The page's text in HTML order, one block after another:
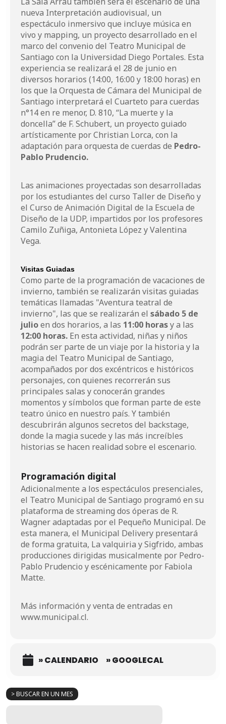
> BUSCAR EN UN MES
nueva Interpretación audiovisual, un
espectáculo inmersivo que incluye música en
vivo y mapping, un proyecto desarrollado en el
marco del convenio del Teatro Municipal de
Santiago con la Universidad Diego Portales. Esta
experiencia se realizará el 28 de junio en
diversos horarios (14:00, 16:00 y 18:00 horas) en
los que la Orquesta de Cámara del Municipal de
Santiago interpretará el Cuarteto para cuerdas
n°14 en re menor, D. 810, “La muerte y la
doncella” de F. Schubert, un proyecto guiado
artísticamente por Christian Lorca, con la
adaptación para orquesta de cuerdas de Pedro-
Pablo Prudencio.
Las animaciones proyectadas son desarrolladas
por los estudiantes del curso Taller de Diseño y
el Curso de Animación Digital de la Escuela de
Diseño de la UDP, impartidos por los profesores
Camilo Zuñiga, Antonieta López y Valentina
Vega.
Visitas Guiadas
Como parte de la programación de vacaciones de
invierno, también se realizarán visitas guiadas
temáticas llamadas "Aventura teatral de
invierno", las que se realizarán el sábado 5 de
julioen dos horarios, a las 11:00 horasy a las
12:00 horas. En esta actividad, niñas y niños
podrán ser parte de un viaje por la historia y la
magia del Teatro Municipal de Santiago,
acompañados por dos excéntricos e históricos
personajes, con quienes recorrerán sus
principales salas y conocerán grandes
momentos y símbolos que forman parte de este
teatro único en nuestro país. Y también
descubrirán algunos secretos del backstage,
donde la magia sucede y las más increíbles
historias se hacen realidad sobre el escenario.
Programación digital
Adicionalmente a los espectáculos presenciales,
el Teatro Municipal de Santiago programó en su
plataforma de streaming dos óperas de R.
Wagner adaptadas por el Pequeño Municipal. De
esta manera, el Municipal Delivery presentará
de forma gratuita, La valquiria y Sigfrido, ambas
producciones dirigidas musicalmente por Pedro-
Pablo Prudencio y escénicamente por Fabiola
Matte.
Más información y venta de entradas en
www.municipal.cl.
» CALENDARIO » GOOGLECAL